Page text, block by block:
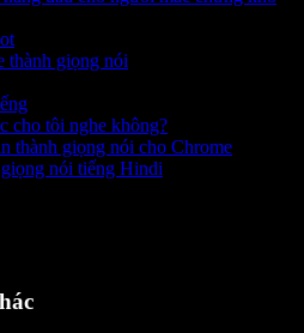
thành giọng nói
cho tôi nghe không?
thành giọng nói cho Chrome
nói tiếng Hindi